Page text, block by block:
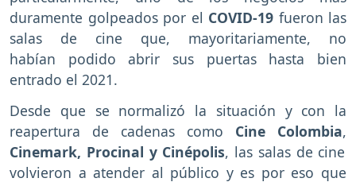
duramente golpeados por el COVID-19 fueron las
salas de cine que, mayoritariamente, no
habían podido abrir sus puertas hasta bien
entrado el 2021.
Desde que se normalizó la situación y con la
reapertura de cadenas como Cine Colombia,
Cinemark, Procinal y Cinépolis, las salas de cine
volvieron a atender al público y es por eso que